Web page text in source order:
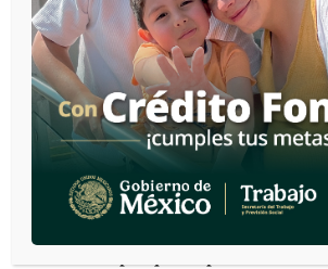
Recommended
“Todas las líneas están
detenido”: Fiscalía sobre
abogado penalista en
7 MESES HACE
Dos personas fueron
al interior de una
parque Esperanto